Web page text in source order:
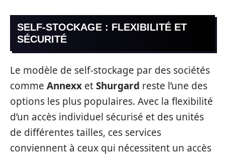
SELF-STOCKAGE : FLEXIBILITÉ ET
SÉCURITÉ
Le modèle de self-stockage par des sociétés
comme Annexx etShurgard reste l’une des
options les plus populaires. Avec la flexibilité
d’un accès individuel sécurisé et des unités
de différentes tailles, ces services
conviennent à ceux qui nécessitent un accès